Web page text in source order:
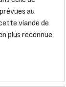
au
viande de
plus reconnue